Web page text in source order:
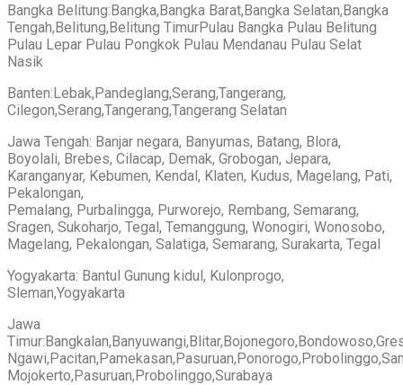
Bangka Belitung:Bangka,Bangka Barat,Bangka Selatan,Bangka
Tengah,Belitung,Belitung TimurPulau Bangka Pulau Belitung
Pulau Lepar Pulau Pongkok Pulau Mendanau Pulau Selat
Nasik
Banten:Lebak,Pandeglang,Serang,Tangerang,
Cilegon,Serang,Tangerang,Tangerang Selatan
Jawa Tengah: Banjar negara, Banyumas, Batang, Blora,
Boyolali, Brebes, Cilacap, Demak, Grobogan, Jepara,
Karanganyar, Kebumen, Kendal, Klaten, Kudus, Magelang, Pati,
Pekalongan,
Pemalang, Purbalingga, Purworejo, Rembang, Semarang,
Sragen, Sukoharjo, Tegal, Temanggung, Wonogiri, Wonosobo,
Magelang, Pekalongan, Salatiga, Semarang, Surakarta, Tegal
Yogyakarta: Bantul Gunung kidul, Kulonprogo,
Sleman,Yogyakarta
Jawa
Mojokerto,Pasuruan,Probolinggo,Surabaya